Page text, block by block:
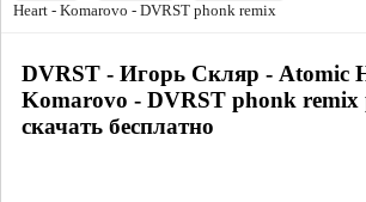
Heart - Komarovo - DVRST phonk remix
DVRST - Игорь Скляр - Atomic
Komarovo - DVRST phonk remix
скачать бесплатно